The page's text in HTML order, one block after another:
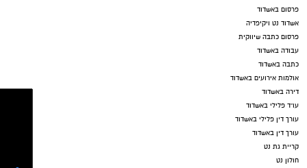
פרסום באשדוד
אשדוד נט ויקיפדיה
פרסום כתבה שיווקית
עבודה באשדוד
כתבה באשדוד
אולמות אירועים באשדוד
דירה באשדוד
עו"ד פלילי באשדוד
עורך דין פלילי באשדוד
עורך דין באשדוד
קריית גת נט
חולון נט